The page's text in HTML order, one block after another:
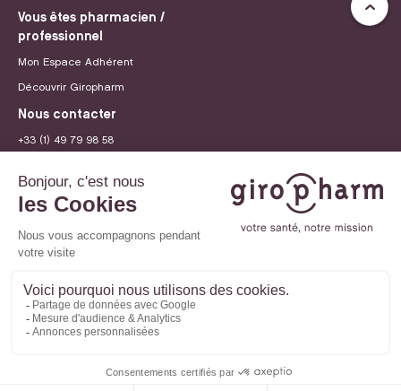
Vous êtes pharmacien /
professionnel
Mon Espace Adhérent
Découvrir Giropharm
Nous contacter
+33 (1) 49 79 98 58
Recrutement
Politique de confidentialité